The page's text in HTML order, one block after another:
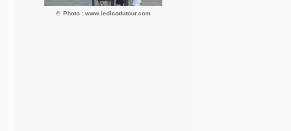
© Photo : www.ledicodutour.com